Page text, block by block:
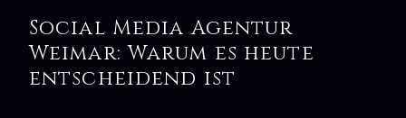
Social Media Agentur
Weimar: Warum es heute
entscheidend ist